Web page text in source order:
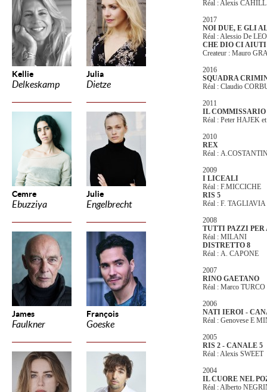
Kellie
Delkeskamp
Julia
Dietze
Cemre
Ebuzziya
Julie
Engelbrecht
James
Faulkner
François
Goeske
Réal : Alexis CAHILL
2017
NOI DUE, E GLI
Réal : Alessio De
CHE DIO CI
Createur : Mauro
2016
SQUADRA
Réal : Claudio
2011
IL
Réal : Peter HAJEK
2010
REX
Réal :
2009
I LICEALI
Réal : F.MICCICHE
RIS 5
Réal : F. TAGLIAVIA
2008
TUTTI PAZZI PER
Réal : MILANI
DISTRETTO 8
Réal : A. CAPONE
2007
RINO GAETANO
Réal : Marco TURCO
2006
NATI IEROI -
Réal : Genovese E
2005
RIS 2 - CANALE 5
Réal : Alexis SWEET
2004
IL CUORE NEL
Réal : Alberto